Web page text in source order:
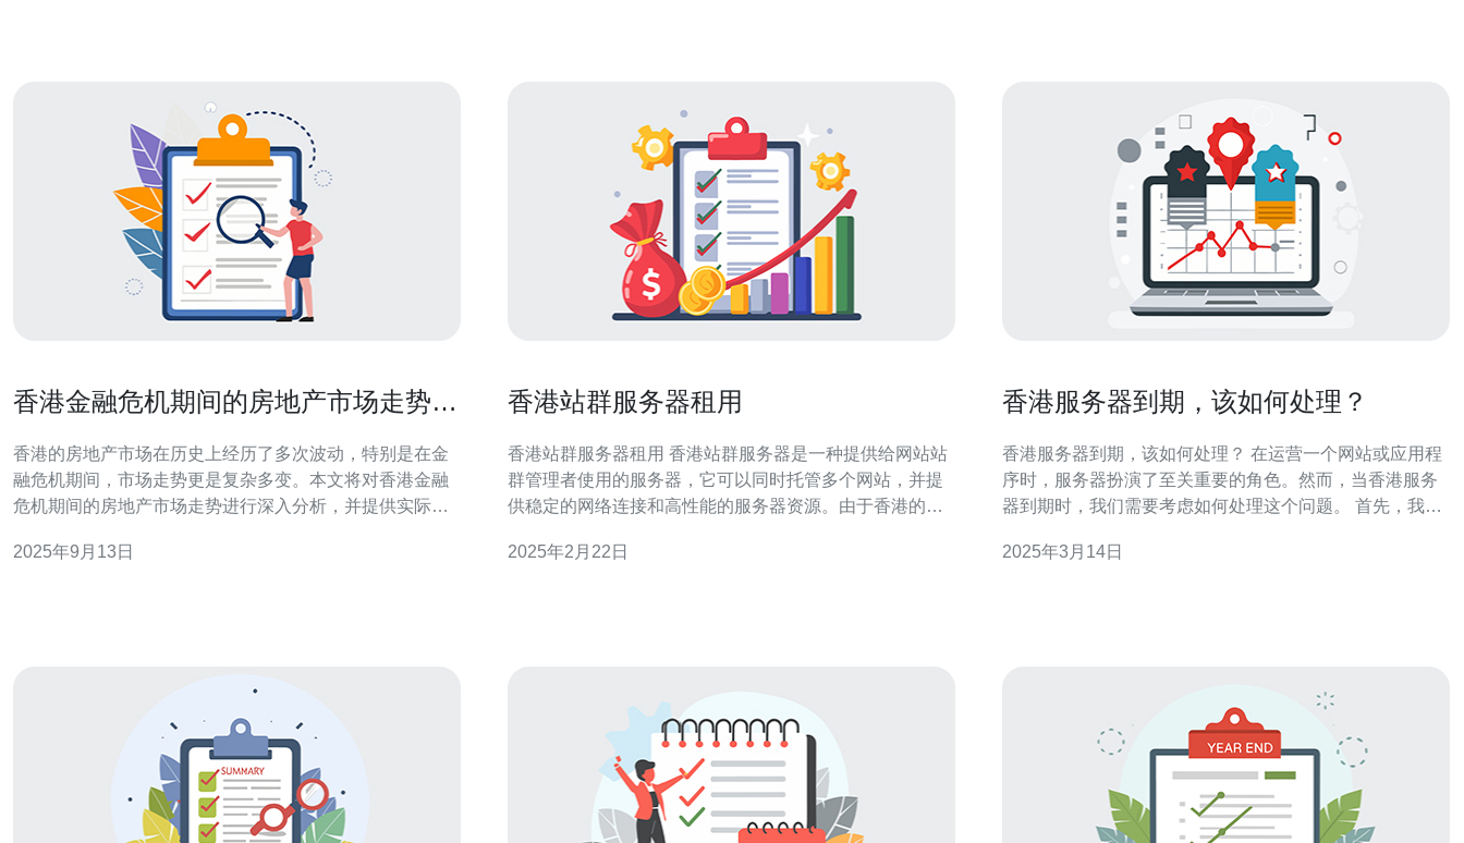
香港金融危机期间的房地产市场走势分
香港的房地产市场在历史上经历了多次波动，特别是在金
融危机期间，市场走势更是复杂多变。本文将对香港金融
危机期间的房地产市场走势进行深入分析，并提供实际的
1. 理解金融危机对房地产市场的影响 金融危机通常会导致
2025年9月13日
香港站群服务器租用
香港站群服务器租用 香港站群服务器是一种提供给网站站
群管理者使用的服务器，它可以同时托管多个网站，并提
供稳定的网络连接和高性能的服务器资源。由于香港的地
较低的延迟和较高的网站访问速度，因此备受青睐。 香港
2025年2月22日
香港服务器到期，该如何处理？
香港服务器到期，该如何处理？ 在运营一个网站或应用程
序时，服务器扮演了至关重要的角色。然而，当香港服务
器到期时，我们需要考虑如何处理这个问题。 首先，我们
应当进行数据备份。这是防止数据丢失的重要措施。 一旦
2025年3月14日